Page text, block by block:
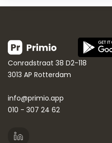
Conradstraat 38 D2-118
3013 AP Rotterdam
info@primio.app
010 - 307 24 62